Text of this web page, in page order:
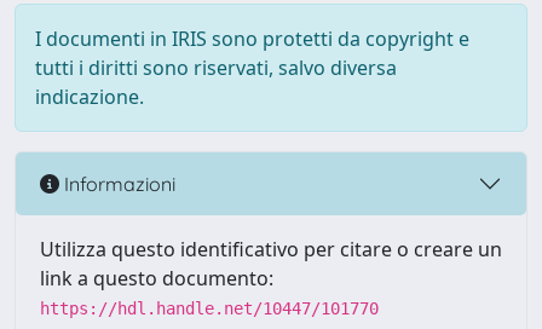
I documenti in IRIS sono protetti da copyright e
tutti i diritti sono riservati, salvo diversa
indicazione.
Informazioni
Utilizza questo identificativo per citare o creare un
link a questo documento:
https://hdl.handle.net/10447/101770